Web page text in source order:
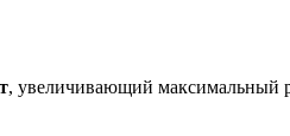
, увеличивающий максимальный